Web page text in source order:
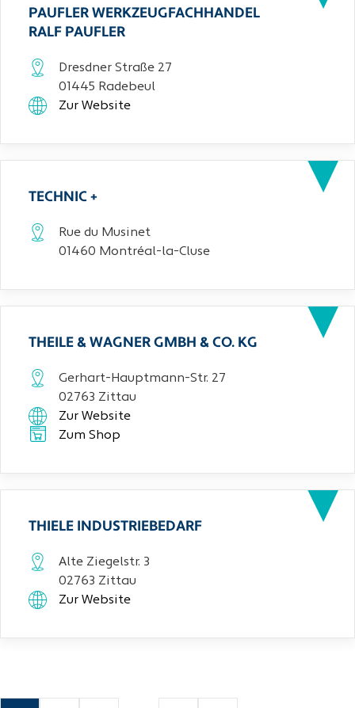
PAUFLER WERKZEUGFACHHANDEL
RALF PAUFLER
Dresdner Straße 27
01445 Radebeul
Zur Website
TECHNIC +
Rue du Musinet
01460 Montréal-la-Cluse
THEILE & WAGNER GMBH & CO. KG
Gerhart-Hauptmann-Str. 27
02763 Zittau
Zur Website
Zum Shop
THIELE INDUSTRIEBEDARF
Alte Ziegelstr. 3
02763 Zittau
Zur Website